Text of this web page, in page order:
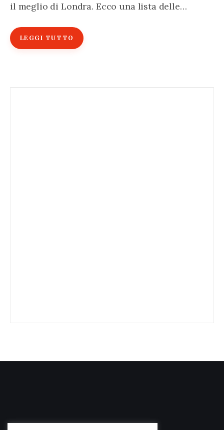
il meglio di Londra. Ecco una lista delle…
LEGGI TUTTO